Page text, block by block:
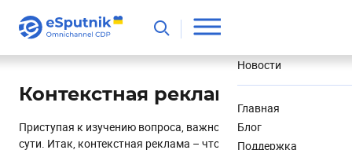
Новости
Главная
Блог
Поддержка
Контекстная реклама
Приступая к изучению вопроса, важно разобраться в его
сути. Итак, контекстная реклама – что это такое? Давайте в